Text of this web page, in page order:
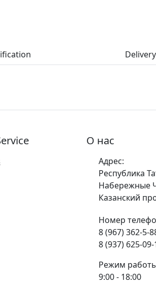
О нас
Адрес:
Республика
Набережные
Казанский
Номер
8 (967) 362-5-
8 (937) 625-
Режим
9:00 - 18:00